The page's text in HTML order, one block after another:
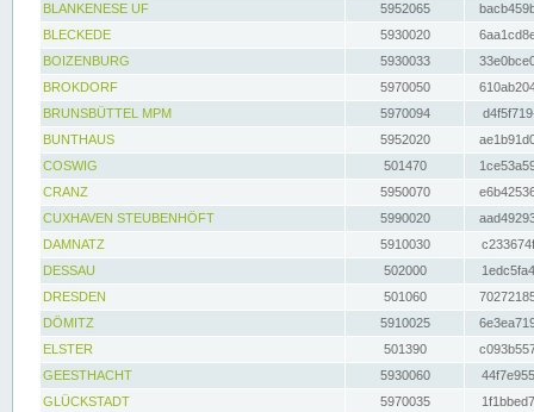
BLANKENESE UF
5952065
BLECKEDE
5930020
BOIZENBURG
5930033
BROKDORF
5970050
BRUNSBÜTTEL MPM
5970094
BUNTHAUS
5952020
COSWIG
501470
CRANZ
5950070
CUXHAVEN STEUBENHÖFT
5990020
DAMNATZ
5910030
DESSAU
502000
DRESDEN
501060
DÖMITZ
5910025
ELSTER
501390
GEESTHACHT
5930060
GLÜCKSTADT
5970035